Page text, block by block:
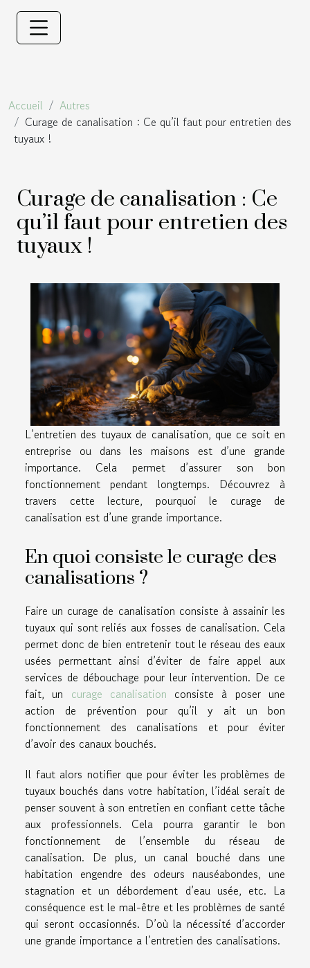
Accueil
Autres
Curage de canalisation : Ce qu’il faut pour entretien des
tuyaux !
Curage de canalisation : Ce
qu’il faut pour entretien des
tuyaux !
L’entretien des tuyaux de canalisation, que ce soit en
entreprise ou dans les maisons est d’une grande
importance. Cela permet d’assurer son bon
fonctionnement pendant longtemps. Découvrez à
travers cette lecture, pourquoi le curage de
canalisation est d’une grande importance.
En quoi consiste le curage des
canalisations ?
Faire un curage de canalisation consiste à assainir les
tuyaux qui sont reliés aux fosses de canalisation. Cela
permet donc de bien entretenir tout le réseau des eaux
usées permettant ainsi d’éviter de faire appel aux
services de débouchage pour leur intervention. De ce
fait, un curage canalisation consiste à poser une
action de prévention pour qu’il y ait un bon
fonctionnement des canalisations et pour éviter
d’avoir des canaux bouchés.
Il faut alors notifier que pour éviter les problèmes de
tuyaux bouchés dans votre habitation, l’idéal serait de
penser souvent à son entretien en confiant cette tâche
aux professionnels. Cela pourra garantir le bon
fonctionnement de l’ensemble du réseau de
canalisation. De plus, un canal bouché dans une
habitation engendre des odeurs nauséabondes, une
stagnation et un débordement d’eau usée, etc. La
conséquence est le mal-être et les problèmes de santé
qui seront occasionnés. D’où la nécessité d’accorder
une grande importance a l’entretien des canalisations.